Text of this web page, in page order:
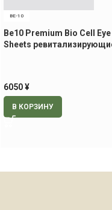
BE-10
Be10 Premium Bio Cell Eye
Sheets
6050¥
В КОРЗИНУ